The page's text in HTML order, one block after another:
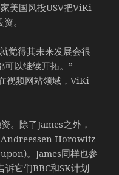
美国风投USV把ViKi
。
觉得其未来发展会很
以继续开拓。”
视频网站领域，ViKi
。除了James之外，
Horowitz
。James同样也参
它们BBC和SK计划